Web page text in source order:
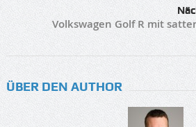
Volkswagen Golf R mit
ÜBER DEN AUTHOR